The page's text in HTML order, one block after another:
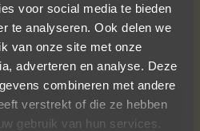
voor social media te bieden
te analyseren. Ook delen we
van onze site met onze
adverteren en analyse. Deze
combineren met andere
verstrekt of die ze hebben
gebruik van hun services.
ervaring ! Heel
team, persoonlijk en
verzorgde service,
uitvoeren van de
contact per